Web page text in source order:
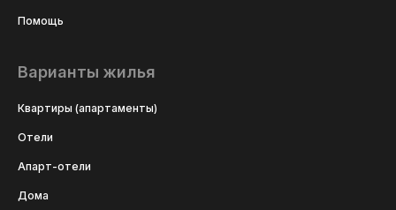
Помощь
Варианты жилья
Квартиры (апартаменты)
Отели
Апарт-отели
Дома